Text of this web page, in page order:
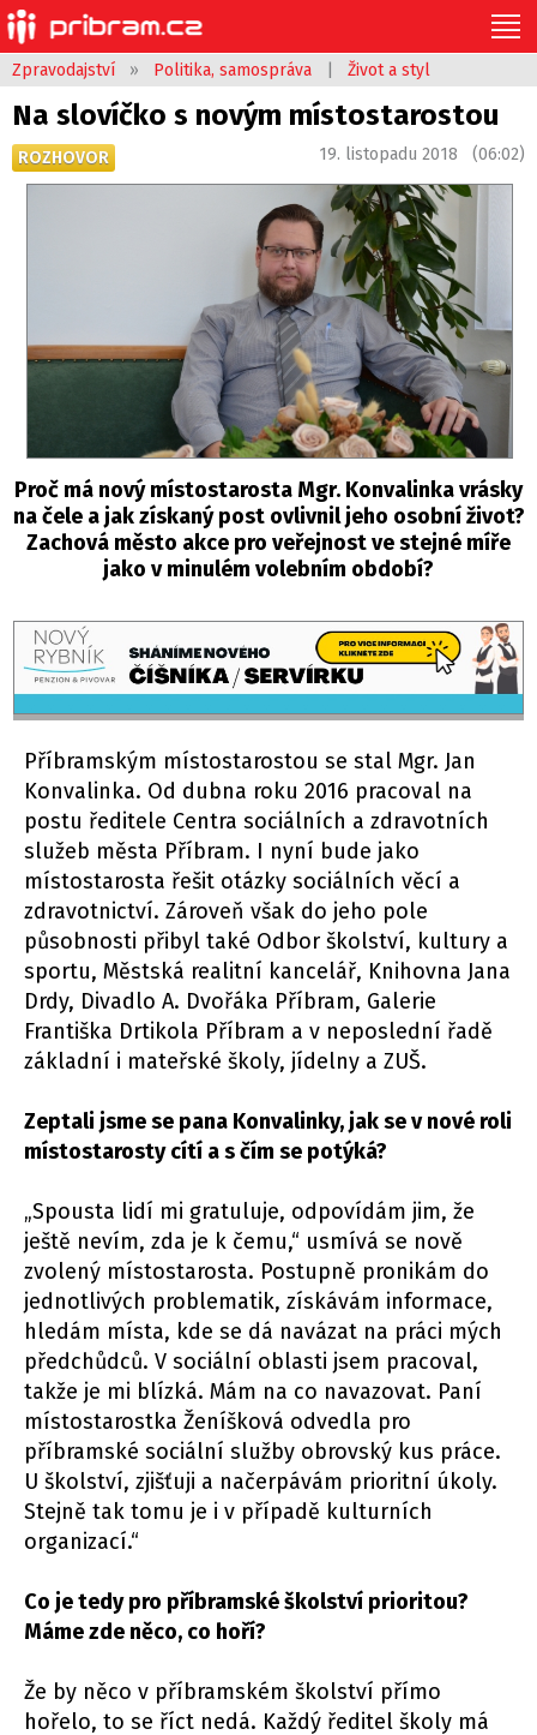
Zpravodajství » Politika, samospráva Život a styl
Na slovíčko s novým místostarostou
ROZHOVOR 19. listopadu 2018 (06:02)
Proč má nový místostarosta Mgr. Konvalinka vrásky
na čele a jak získaný post ovlivnil jeho osobní život?
Zachová město akce pro veřejnost ve stejné míře
jako v minulém volebním období?
Příbramským místostarostou se stal Mgr. Jan
Konvalinka. Od dubna roku 2016 pracoval na
postu ředitele Centra sociálních a zdravotních
služeb města Příbram. I nyní bude jako
místostarosta řešit otázky sociálních věcí a
zdravotnictví. Zároveň však do jeho pole
působnosti přibyl také Odbor školství, kultury a
sportu, Městská realitní kancelář, Knihovna Jana
Drdy, Divadlo A. Dvořáka Příbram, Galerie
Františka Drtikola Příbram a v neposlední řadě
základní i mateřské školy, jídelny a ZUŠ.
Zeptali jsme se pana Konvalinky, jak se v nové roli
místostarosty cítí a s čím se potýká?
„Spousta lidí mi gratuluje, odpovídám jim, že
ještě nevím, zda je k čemu,“ usmívá se nově
zvolený místostarosta. Postupně pronikám do
jednotlivých problematik, získávám informace,
hledám místa, kde se dá navázat na práci mých
předchůdců. V sociální oblasti jsem pracoval,
takže je mi blízká. Mám na co navazovat. Paní
místostarostka Ženíšková odvedla pro
příbramské sociální služby obrovský kus práce.
U školství, zjišťuji a načerpávám prioritní úkoly.
Stejně tak tomu je i v případě kulturních
organizací.“
Co je tedy pro příbramské školství prioritou?
Máme zde něco, co hoří?
Že by něco v příbramském školství přímo
hořelo, to se říct nedá. Každý ředitel školy má